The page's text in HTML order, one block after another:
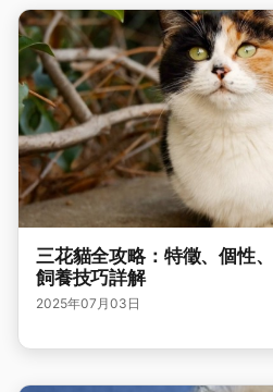
三花貓全攻略：特徵、個性
飼養技巧詳解
2025年07月03日